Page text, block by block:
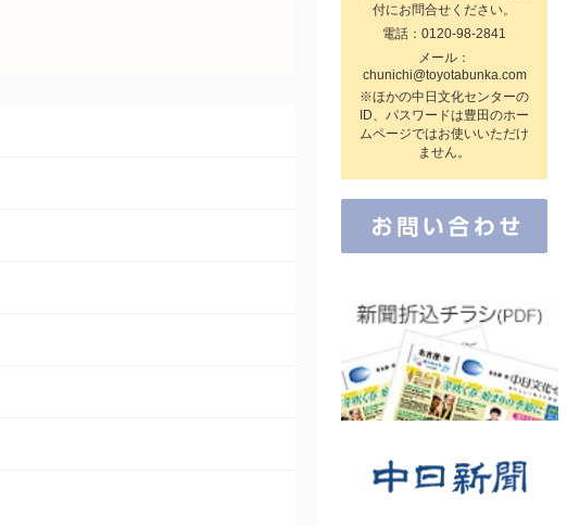
付にお問合せください。
電話：0120-98-2841
メール：
chunichi@toyotabunka.com
※ほかの中日文化センターの
ID、パスワードは豊田のホー
ムページではお使いいただけ
ません。